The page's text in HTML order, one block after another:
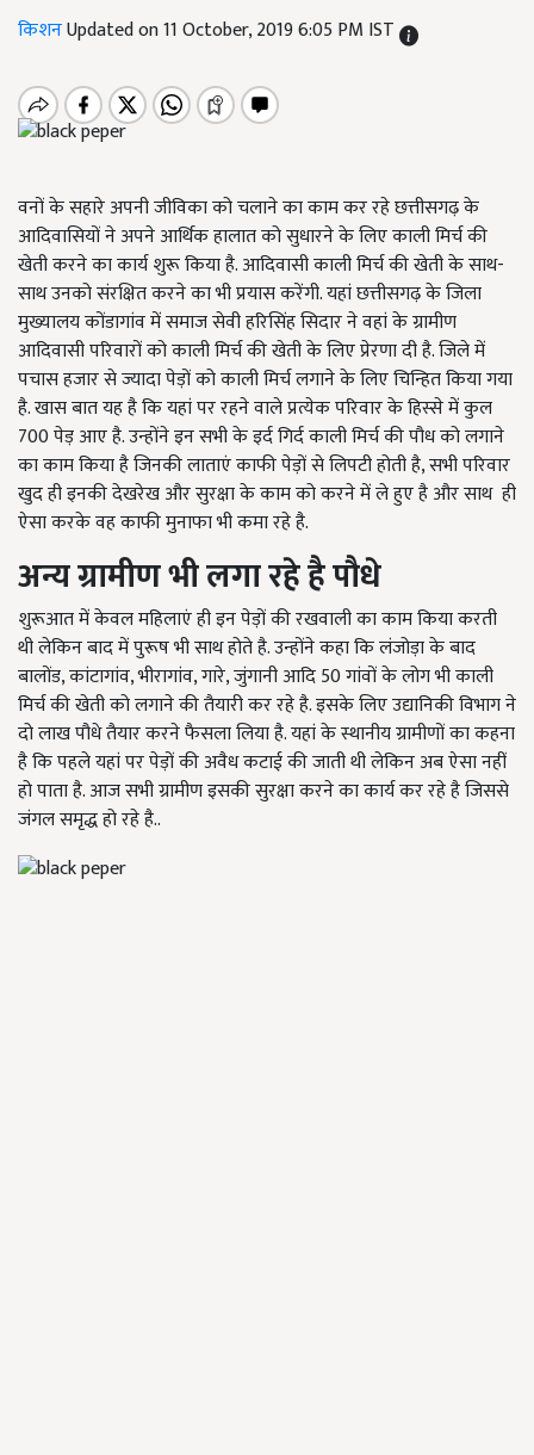
किशनUpdated on 11 October, 2019 6:05 PM IST
वनों के सहारे अपनी जीविका को चलाने का काम कर रहे छत्तीसगढ़ के
आदिवासियों ने अपने आर्थिक हालात को सुधारने के लिए काली मिर्च की
खेती करने का कार्य शुरू किया है. आदिवासी काली मिर्च की खेती के साथ-
साथ उनको संरक्षित करने का भी प्रयास करेंगी. यहां छत्तीसगढ़ के जिला
मुख्यालय कोंडागांव में समाज सेवी हरिसिंह सिदार ने वहां के ग्रामीण
आदिवासी परिवारों को काली मिर्च की खेती के लिए प्रेरणा दी है. जिले में
पचास हजार से ज्यादा पेड़ों को काली मिर्च लगाने के लिए चिन्हित किया गया
है. खास बात यह है कि यहां पर रहने वाले प्रत्येक परिवार के हिस्से में कुल
700 पेड़ आए है. उन्होंने इन सभी के इर्द गिर्द काली मिर्च की पौध को लगाने
का काम किया है जिनकी लाताएं काफी पेड़ों से लिपटी होती है, सभी परिवार
खुद ही इनकी देखरेख और सुरक्षा के काम को करने में ले हुए है और साथ ही
ऐसा करके वह काफी मुनाफा भी कमा रहे है.
अन्य ग्रामीण भी लगा रहे है पौधे
शुरूआत में केवल महिलाएं ही इन पेड़ों की रखवाली का काम किया करती
थी लेकिन बाद में पुरूष भी साथ होते है. उन्होंने कहा कि लंजोड़ा के बाद
बालोंड, कांटागांव, भीरागांव, गारे, जुंगानी आदि 50 गांवों के लोग भी काली
मिर्च की खेती को लगाने की तैयारी कर रहे है. इसके लिए उद्यानिकी विभाग ने
दो लाख पौधे तैयार करने फैसला लिया है. यहां के स्थानीय ग्रामीणों का कहना
है कि पहले यहां पर पेड़ों की अवैध कटाई की जाती थी लेकिन अब ऐसा नहीं
हो पाता है. आज सभी ग्रामीण इसकी सुरक्षा करने का कार्य कर रहे है जिससे
जंगल समृद्ध हो रहे है..